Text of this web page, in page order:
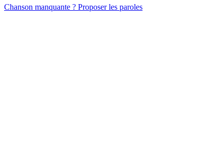
Chanson manquante ? Proposer les paroles